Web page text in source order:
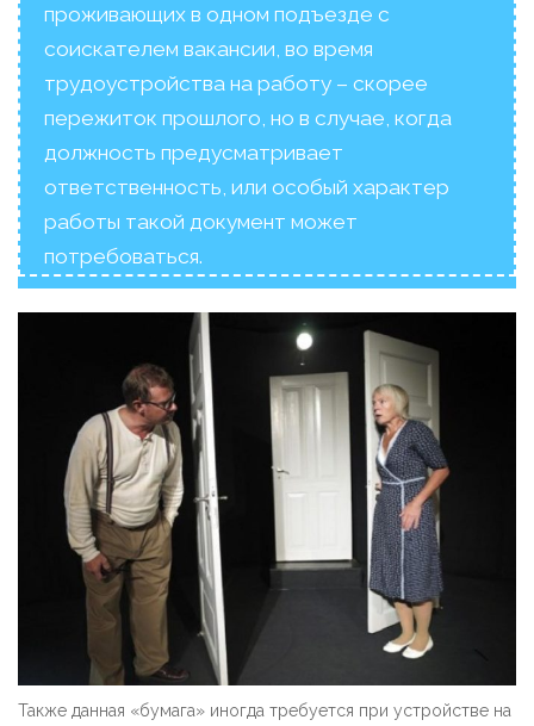
проживающих в одном подъезде с
соискателем вакансии, во время
трудоустройства на работу – скорее
пережиток прошлого, но в случае, когда
должность предусматривает
ответственность, или особый характер
работы такой документ может
потребоваться.
Также данная «бумага» иногда требуется при устройстве на